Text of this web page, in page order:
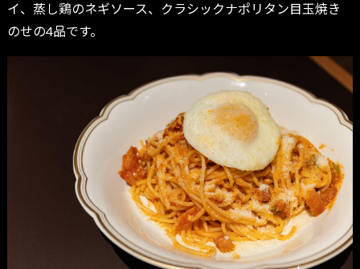
イ、蒸し鶏のネギソース、クラシックナポリタン目玉焼き
のせの4品です。